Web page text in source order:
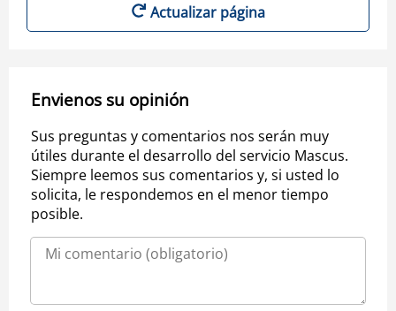
Actualizar página
Envienos su opinión
Sus preguntas y comentarios nos serán muy
útiles durante el desarrollo del servicio Mascus.
Siempre leemos sus comentarios y, si usted lo
solicita, le respondemos en el menor tiempo
posible.